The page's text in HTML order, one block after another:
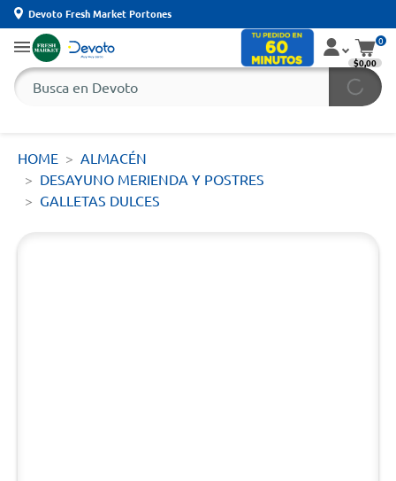
Devoto Fresh Market Portones
0
$0,00
HOME
ALMACÉN
DESAYUNO MERIENDA Y POSTRES
GALLETAS DULCES